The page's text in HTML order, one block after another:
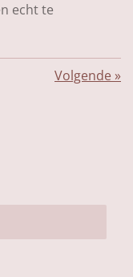
echt te
Volgende »